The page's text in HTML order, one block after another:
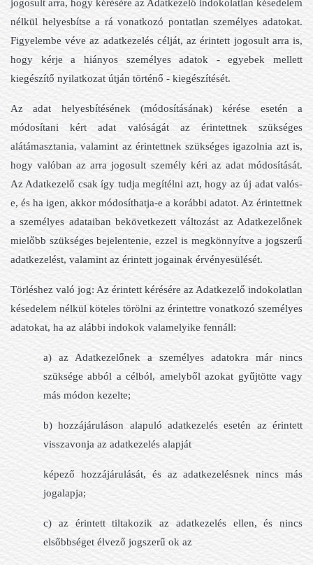
jogosult arra, hogy kérésére az Adatkezelő indokolatlan késedelem
nélkül helyesbítse a rá vonatkozó pontatlan személyes adatokat.
Figyelembe véve az adatkezelés célját, az érintett jogosult arra is,
hogy kérje a hiányos személyes adatok - egyebek mellett
kiegészítő nyilatkozat útján történő - kiegészítését.
Az adat helyesbítésének (módosításának) kérése esetén a
módosítani kért adat valóságát az érintettnek szükséges
alátámasztania, valamint az érintettnek szükséges igazolnia azt is,
hogy valóban az arra jogosult személy kéri az adat módosítását.
Az Adatkezelő csak így tudja megítélni azt, hogy az új adat valós-
e, és ha igen, akkor módosíthatja-e a korábbi adatot. Az érintettnek
a személyes adataiban bekövetkezett változást az Adatkezelőnek
mielőbb szükséges bejelentenie, ezzel is megkönnyítve a jogszerű
adatkezelést, valamint az érintett jogainak érvényesülését.
Törléshez való jog: Az érintett kérésére az Adatkezelő indokolatlan
késedelem nélkül köteles törölni az érintettre vonatkozó személyes
adatokat, ha az alábbi indokok valamelyike fennáll:
a) az Adatkezelőnek a személyes adatokra már nincs
szüksége abból a célból, amelyből azokat gyűjtötte vagy
más módon kezelte;
b) hozzájáruláson alapuló adatkezelés esetén az érintett
visszavonja az adatkezelés alapját
képező hozzájárulását, és az adatkezelésnek nincs más
jogalapja;
c) az érintett tiltakozik az adatkezelés ellen, és nincs
elsőbbséget élvező jogszerű ok az